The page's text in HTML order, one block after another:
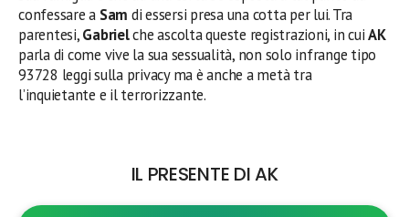
confessare a Sam di essersi presa una cotta per lui. Tra
parentesi,Gabrielche ascolta queste registrazioni, in cuiAK
parla di come vive la sua sessualità, non solo infrange tipo
93728 leggi sulla privacy ma è anche a metà tra
l’inquietante e il terrorizzante.
IL PRESENTE DI AK